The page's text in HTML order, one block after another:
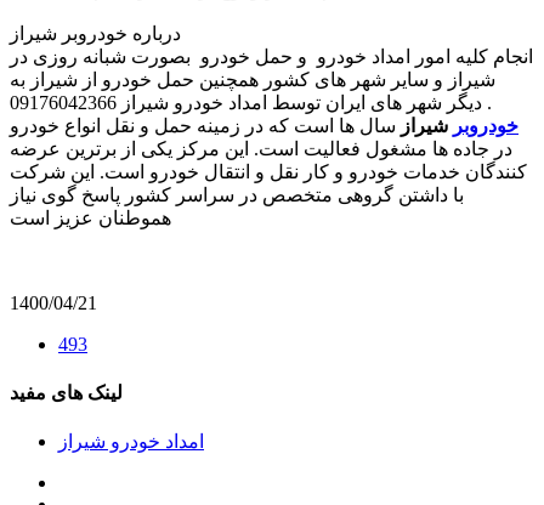
درباره خودروبر شیراز
انجام کلیه امور امداد خودرو و حمل خودرو بصورت شبانه روزی در
شیراز و سایر شهر های کشور همچنین حمل خودرو از شیراز به
دیگر شهر های ایران توسط امداد خودرو شیراز 09176042366 .
خودروبر شیراز سال ها است که در زمینه حمل و نقل انواع خودرو
در جاده ها مشغول فعالیت است. این مرکز یکی از برترین عرضه
کنندگان خدمات خودرو و کار نقل و انتقال خودرو است. این شرکت
با داشتن گروهی متخصص در سراسر کشور پاسخ گوی نیاز
هموطنان عزیز است
1400/04/21
493
لینک های مفید
امداد خودرو شیراز